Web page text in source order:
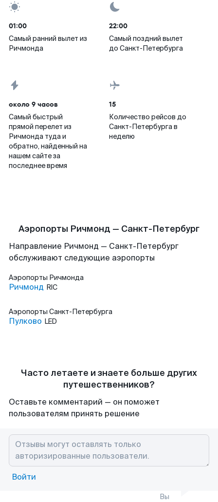
01:00
Самый ранний вылет из
Ричмонда
22:00
Самый поздний вылет
до Санкт-Петербурга
около 9 часов
Самый быстрый
прямой перелет из
Ричмонда туда и
обратно, найденный на
нашем сайте за
последнее время
15
Количество рейсов до
Санкт-Петербурга в
неделю
Аэропорты Ричмонд — Санкт-Петербург
Направление Ричмонд — Санкт-Петербург
обслуживают следующие аэропорты
Аэропорты Ричмонда
Ричмонд RIC
Аэропорты Санкт-Петербурга
Пулково LED
Часто летаете и знаете больше других
путешественников?
Оставьте комментарий — он поможет
пользователям принять решение
Войти
Вы